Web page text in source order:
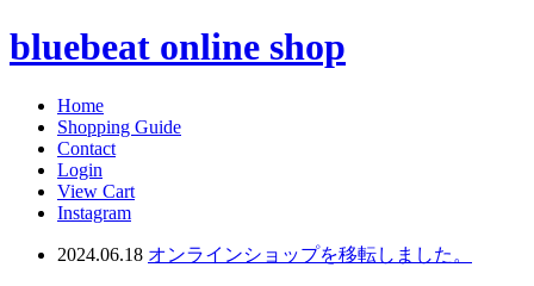
bluebeat online shop
Home
Shopping Guide
Contact
Login
View Cart
Instagram
2024.06.18 オンラインショップを移転しました。